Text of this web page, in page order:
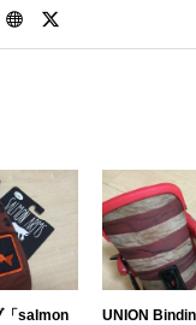
1982年、東京生まれ。好きな
「salmon
UNION